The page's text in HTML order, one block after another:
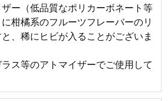
ー（低品質なポリカーボネート等
柑橘系のフルーツフレーバーのリ
、稀にヒビが入ることがございま
ス等のアトマイザーでご使用して